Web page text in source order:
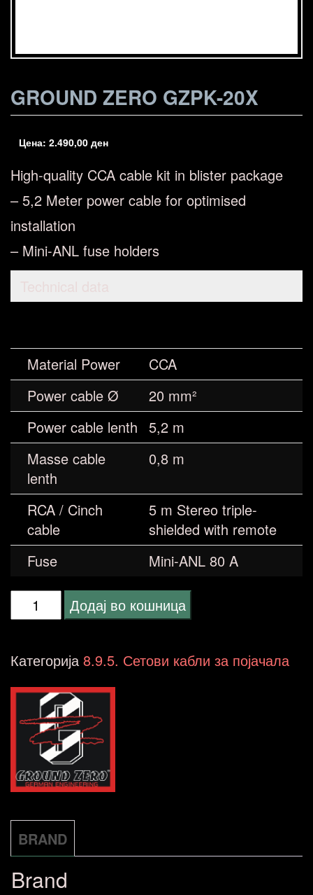
GROUND ZERO GZPK-20X
Цена: 2.490,00 ден
High-quality CCA cable kit in blister package
– 5,2 Meter power cable for optimised
installation
– Mini-ANL fuse holders
Material Power
CCA
Power cable Ø
20 mm²
Power cable lenth 5,2 m
Masse cable
lenth
0,8 m
RCA / Cinch
cable
5 m Stereo triple-
shielded with remote
Fuse
Mini-ANL 80 A
Ground
GZPK-
количина
Додај во кошница
Категорија8.9.5. Сетови кабли за појачала
BRAND
Brand